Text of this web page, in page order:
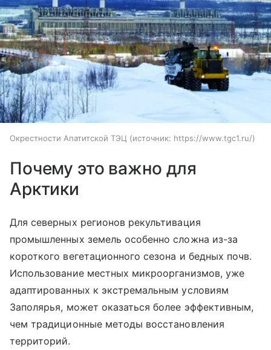
Окрестности Апатитской ТЭЦ источник: https://www.tgc1.ru/
Почему это важно для
Арктики
Для северных регионов рекультивация
промышленных земель особенно сложна из-за
короткого вегетационного сезона и бедных почв.
Использование местных микроорганизмов, уже
адаптированных к экстремальным условиям
Заполярья, может оказаться более эффективным,
чем традиционные методы восстановления
территорий.